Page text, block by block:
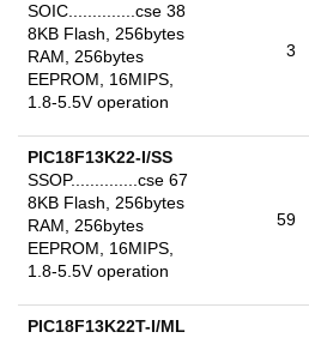
SOIC..............cse 38
8KB Flash, 256bytes
RAM, 256bytes
EEPROM, 16MIPS,
1.8-5.5V operation
3
PIC18F13K22-I/SS
SSOP..............cse 67
8KB Flash, 256bytes
RAM, 256bytes
EEPROM, 16MIPS,
1.8-5.5V operation
59
PIC18F13K22T-I/ML